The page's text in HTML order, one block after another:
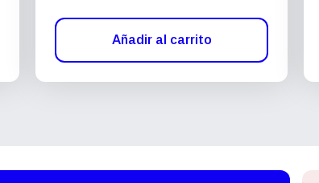
Añadir al carrito